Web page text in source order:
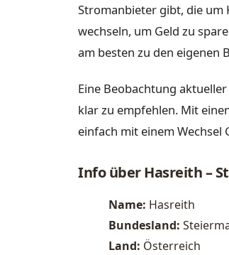
Stromanbieter gibt, die um
wechseln, um Geld zu
am besten zu den eigenen
Eine Beobachtung
klar zu empfehlen. Mit
einfach mit einem Wechsel
Info über Hasreith –
Name: Hasreith
Bundesland:
Land: Österreich